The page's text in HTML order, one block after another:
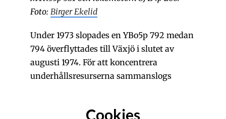
Foto: Birger Ekelid
Under 1973 slopades en YBo5p 792 medan
794 överflyttades till Växjö i slutet av
augusti 1974. För att koncentrera
underhållsresurserna sammanslogs
oktober 1975 och tågbytena i Hultsfred
Cookies